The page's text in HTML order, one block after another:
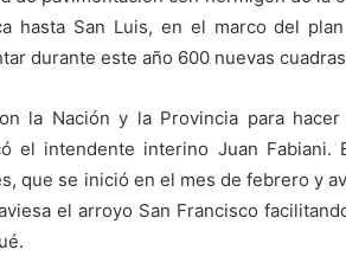
hasta San Luis, en el marco del
durante este año 600 nuevas
la Nación y la Provincia para
el intendente interino Juan Fabiani.
que se inició en el mes de febrero y
el arroyo San Francisco